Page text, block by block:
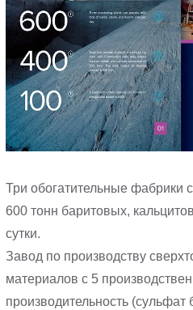
Три обогатительные фабрики
600 тонн баритовых,
сутки.
Завод по производству
материалов с 5
производительность (сульфат